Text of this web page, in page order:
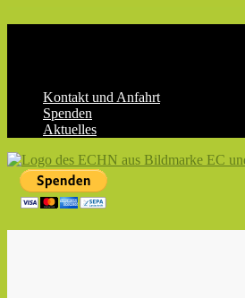
Kontakt und Anfahrt
Spenden
Aktuelles
ECHN
EC-